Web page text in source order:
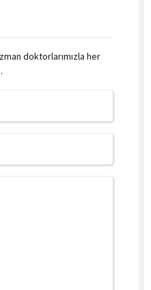
doktorlarımızla her